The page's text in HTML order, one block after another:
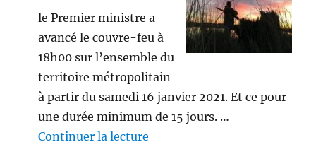
le Premier ministre a
avancé le couvre-feu à
18h00 sur l’ensemble du
territoire métropolitain
à partir du samedi 16 janvier 2021. Et ce pour
une durée minimum de 15 jours. …
Continuer la lecture